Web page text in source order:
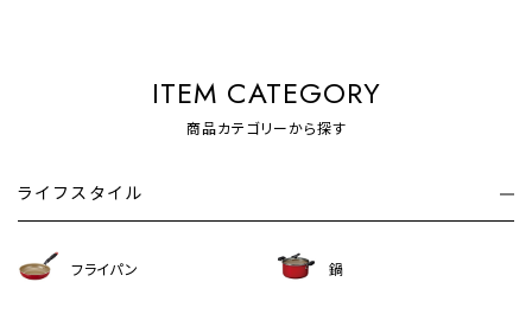
ITEM CATEGORY
商品カテゴリーから探す
ライフスタイル
フライパン 鍋